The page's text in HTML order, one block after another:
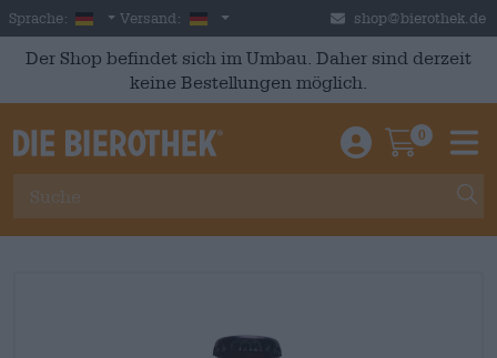
Skip to main content
Sprache: German
Versand: Deutschland shop@bierothek.de
Der Shop befindet sich im Umbau. Daher sind derzeit
keine Bestellungen möglich.
Einloggen /
0